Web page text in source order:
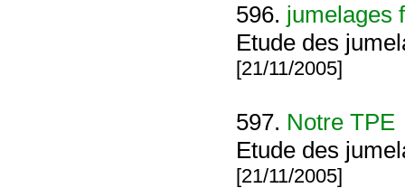
596. jumelages
Etude des
[21/11/2005]
597. Notre TPE
Etude des
[21/11/2005]